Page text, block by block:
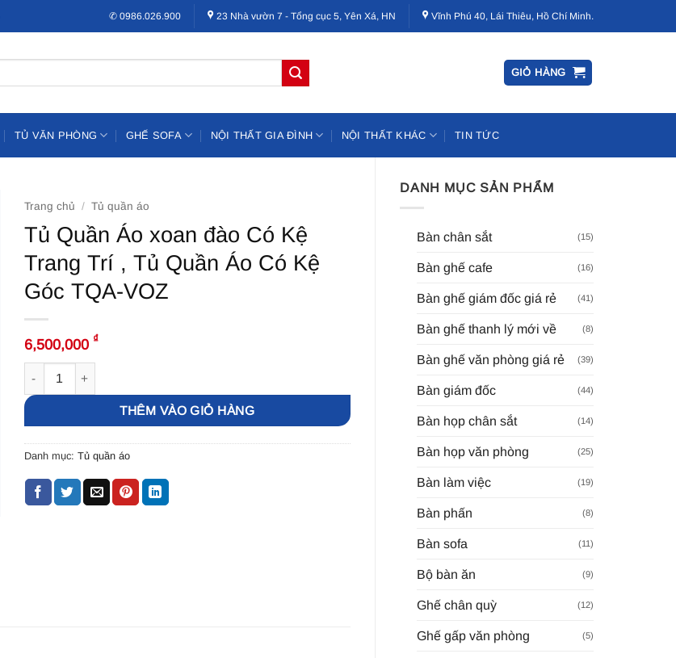
✆ 0986.026.900 23 Nhà vườn 7 - Tổng cục 5, Yên Xá, HN Vĩnh Phú 40, Lái Thiêu, Hồ Chí Minh.
GIỎ HÀNG
TỦ VĂN PHÒNG GHẾ SOFA NỘI THẤT GIA ĐÌNH NỘI THẤT KHÁC TIN TỨC
DANH MỤC SẢN PHẨM
Bàn chân sắt (15)
Bàn ghế cafe (16)
Bàn ghế giám đốc giá rẻ (41)
Bàn ghế thanh lý mới về (8)
Bàn ghế văn phòng giá rẻ (39)
Bàn giám đốc (44)
Bàn họp chân sắt (14)
Bàn họp văn phòng (25)
Bàn làm việc (19)
Bàn phấn (8)
Bàn sofa (11)
Bộ bàn ăn (9)
Ghế chân quỳ (12)
Ghế gấp văn phòng (5)
Trang chủ / Tủ quần áo
Tủ Quần Áo xoan đào Có Kệ
Trang Trí , Tủ Quần Áo Có Kệ
Góc TQA-VOZ
6,500,000 ₫
Tủ Quần Áo xoan đào Có Kệ Trang Trí , Tủ Quần Áo Có Kệ Góc TQA-VOZ số lượng
THÊM VÀO GIỎ HÀNG
Danh mục: Tủ quần áo